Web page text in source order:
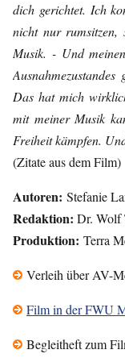
dich gerichtet. Ich
nicht nur rumsitzen,
Musik. - Und
Das hat mich
mit meiner Musik
Freiheit kämpfen.
(Zitate aus dem Film)
Autoren: Stefanie
Redaktion: Dr. Wolf
Produktion: Terra
Verleih über AV-
Film in der FWU
Begleitheft zum